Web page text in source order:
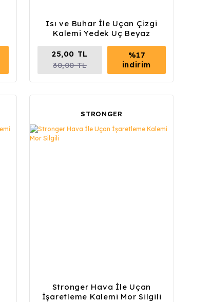
Isı ve Buhar İle Uçan Çizgi
Kalemi Yedek Uç Beyaz
25,00 TL
30,00 TL
%17
indirim
STRONGER
Stronger Hava İle Uçan
İşaretleme Kalemi Mor Silgili